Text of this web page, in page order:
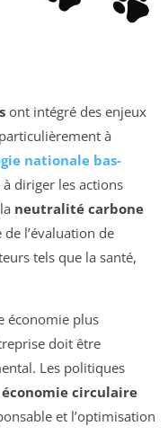
ont intégré des enjeux
à
nationale bas-
à diriger les actions
neutralité carbone
de l’évaluation de
tels que la santé,
économie plus
doit être
Les politiques
économie circulaire
et l’optimisation